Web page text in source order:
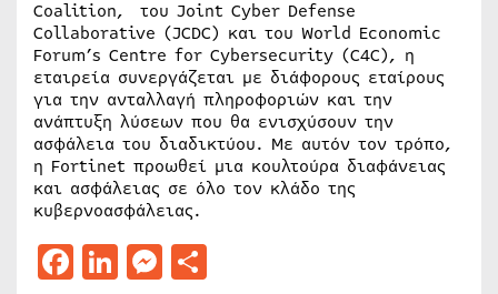
Coalition, του Joint Cyber Defense
Collaborative (JCDC) και του World Economic
Forum’s Centre for Cybersecurity (C4C), η
εταιρεία συνεργάζεται με διάφορους εταίρους
για την ανταλλαγή πληροφοριών και την
ανάπτυξη λύσεων που θα ενισχύσουν την
ασφάλεια του διαδικτύου. Με αυτόν τον τρόπο,
η Fortinet προωθεί μια κουλτούρα διαφάνειας
και ασφάλειας σε όλο τον κλάδο της
κυβερνοασφάλειας.
Facebook
LinkedIn
Messenger